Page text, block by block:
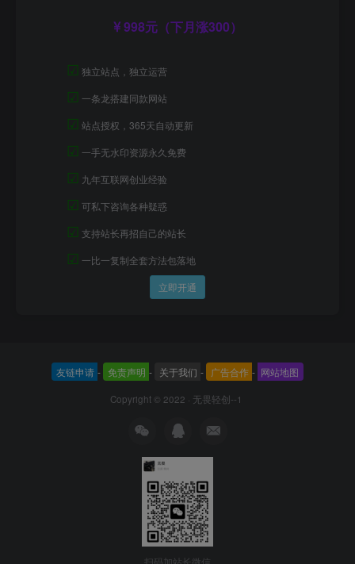
998元（下月涨300）
☑ 独立站点，独立运营
☑ 一条龙搭建同款网站
☑ 站点授权，365天自动更新
☑ 一手无水印资源永久免费
☑ 九年互联网创业经验
☑ 可私下咨询各种疑惑
☑ 支持站长再招自己的站长
☑ 一比一复制全套方法包落地
立即开通
友链申请 - 免责声明 - 关于我们 - 广告合作 - 网站地图
Copyright © 2022 · 无畏轻创--1
扫码加站长微信